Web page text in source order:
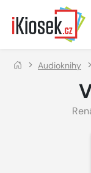
Přejít na hlavní obsah
Audioknihy